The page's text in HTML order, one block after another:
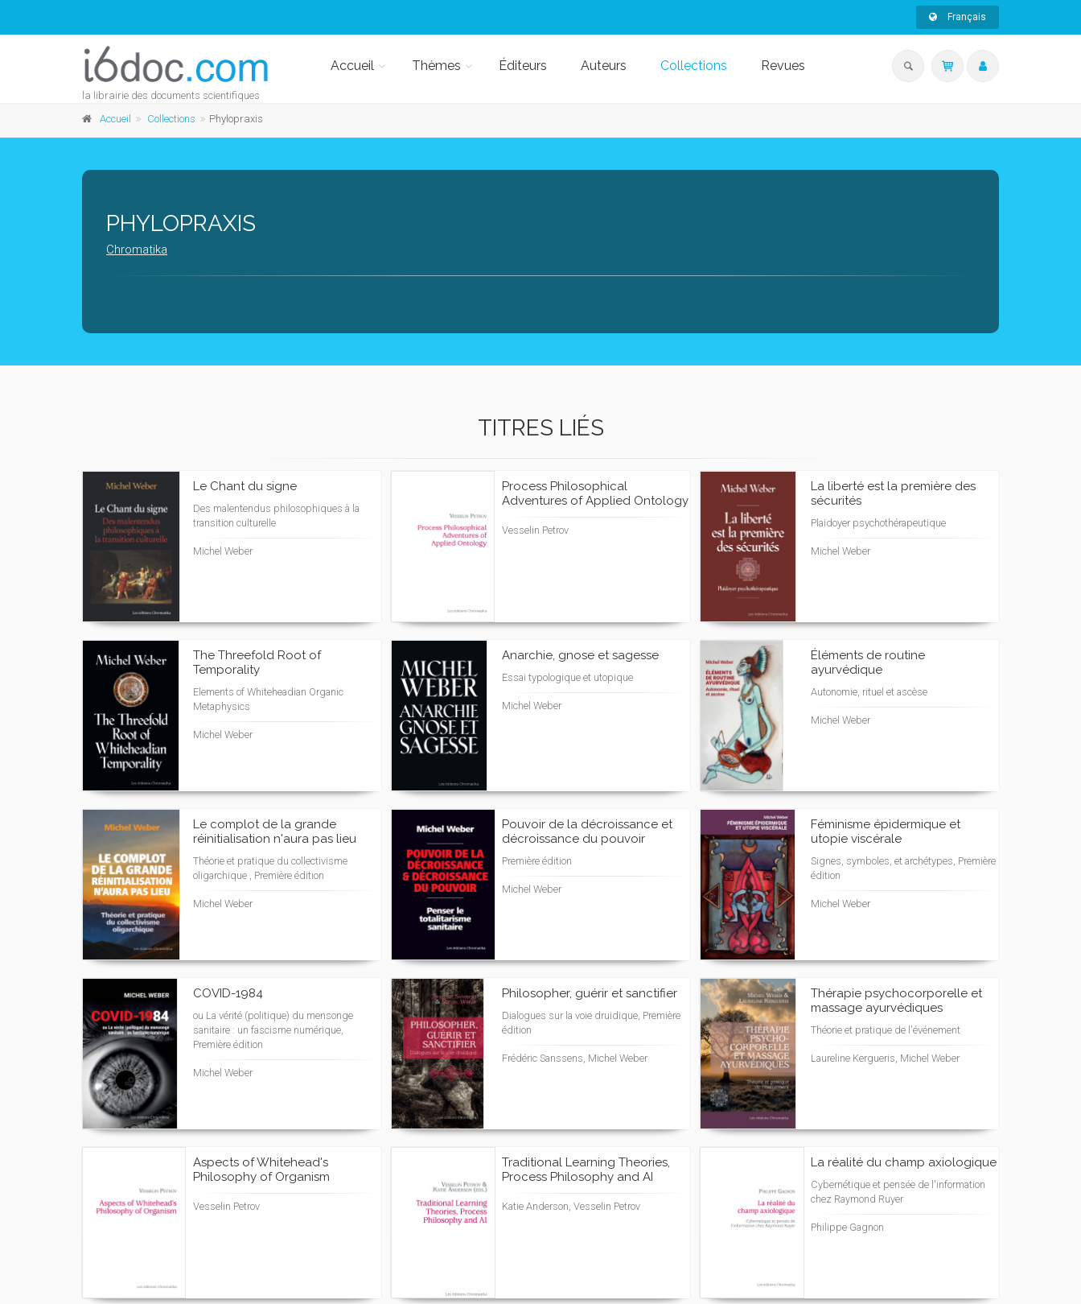
Français
la librairie des documents scientifiques
Accueil Thèmes Éditeurs Auteurs Collections Revues
Accueil Collections Phylopraxis
PHYLOPRAXIS
Chromatika
TITRES LIÉS
Le Chant du signe
Des malentendus philosophiques à la
transition culturelle
Michel Weber
Process Philosophical
Adventures of Applied Ontology
Vesselin Petrov
La liberté est la première des
sécurités
Plaidoyer psychothérapeutique
Michel Weber
The Threefold Root of
Temporality
Elements of Whiteheadian Organic
Metaphysics
Michel Weber
Anarchie, gnose et sagesse
Essai typologique et utopique
Michel Weber
Éléments de routine
ayurvédique
Autonomie, rituel et ascèse
Michel Weber
Le complot de la grande
réinitialisation n'aura pas lieu
Théorie et pratique du collectivisme
oligarchique , Première édition
Michel Weber
Pouvoir de la décroissance et
décroissance du pouvoir
Première édition
Michel Weber
Féminisme épidermique et
utopie viscérale
Signes, symboles, et archétypes, Première
édition
Michel Weber
COVID-1984
ou La vérité (politique) du mensonge
sanitaire : un fascisme numérique,
Première édition
Michel Weber
Philosopher, guérir et sanctifier
Dialogues sur la voie druidique, Première
édition
Frédéric Sanssens, Michel Weber
Thérapie psychocorporelle et
massage ayurvédiques
Théorie et pratique de l'événement
Laureline Kergueris, Michel Weber
Aspects of Whitehead's
Philosophy of Organism
Vesselin Petrov
Traditional Learning Theories,
Process Philosophy and AI
Katie Anderson, Vesselin Petrov
La réalité du champ axiologique
Cybernétique et pensée de l'information
chez Raymond Ruyer
Philippe Gagnon